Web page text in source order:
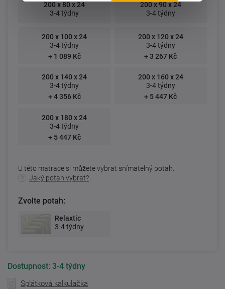
200 x 80 x 24
3-4 týdny
200 x 90 x 24
3-4 týdny
200 x 100 x 24
3-4 týdny
+ 1 089 Kč
200 x 120 x 24
3-4 týdny
+ 3 267 Kč
200 x 140 x 24
3-4 týdny
+ 4 356 Kč
200 x 160 x 24
3-4 týdny
+ 5 447 Kč
200 x 180 x 24
3-4 týdny
+ 5 447 Kč
U této matrace si můžete vybrat snímatelný potah.
Jaký potah vybrat?
Zvolte potah:
Relaxtic
3-4 týdny
Dostupnost: 3-4 týdny
Splátková kalkulačka